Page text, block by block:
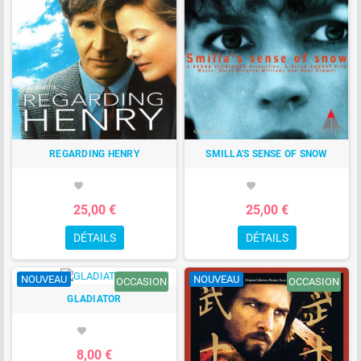
REGARDING HENRY
favorite
25,00 €
DÉTAILS
SMILLA'S SENSE OF SNOW
favorite
25,00 €
DÉTAILS
NOUVEAU OCCASION
GLADIATOR
favorite
8,00 €
NOUVEAU OCCASION